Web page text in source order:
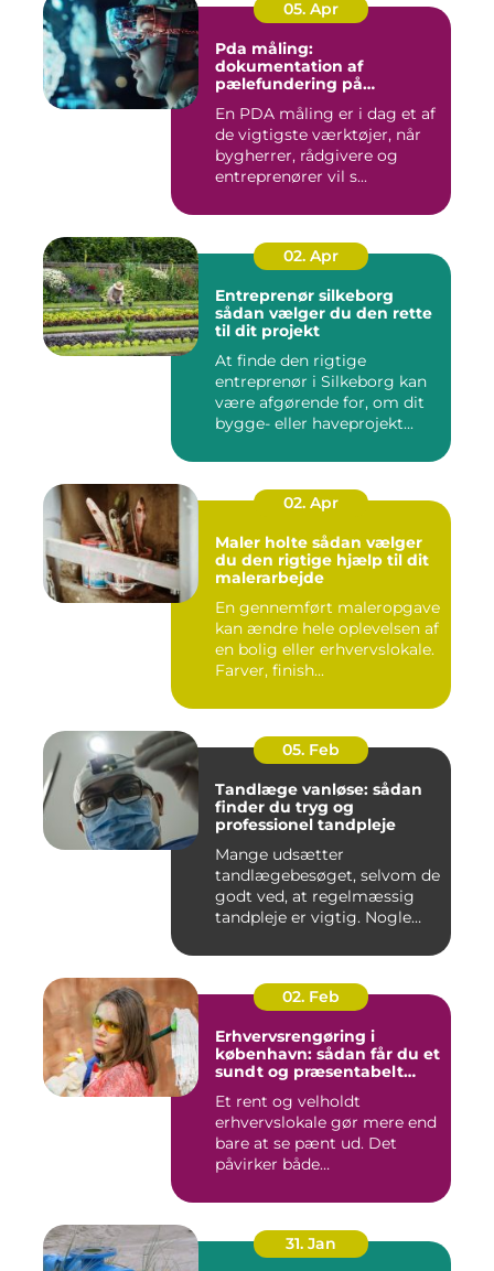
05. Apr
Pda måling:
dokumentation af
pælefundering på
En PDA måling er i dag et af
de vigtigste værktøjer, når
bygherrer, rådgivere og
entreprenører vil s...
02. Apr
Entreprenør silkeborg
sådan vælger du den rette
til dit projekt
At finde den rigtige
entreprenør i Silkeborg kan
være afgørende for, om dit
bygge- eller haveprojekt...
02. Apr
Maler holte sådan vælger
du den rigtige hjælp til dit
malerarbejde
En gennemført maleropgave
kan ændre hele oplevelsen af
en bolig eller erhvervslokale.
Farver, finish...
05. Feb
Tandlæge vanløse: sådan
finder du tryg og
professionel tandpleje
Mange udsætter
tandlægebesøget, selvom de
godt ved, at regelmæssig
tandpleje er vigtig. Nogle
02. Feb
Erhvervsrengøring i
københavn: sådan får du et
sundt og præsentabelt
Et rent og velholdt
erhvervslokale gør mere end
bare at se pænt ud. Det
påvirker både
31. Jan